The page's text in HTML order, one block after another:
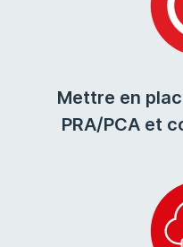
Mettre en
PRA/PCA et